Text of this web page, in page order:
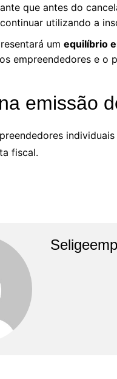
que antes do
utilizando a
um equilíbrio
empreendedores e o
emissão
fiscal.